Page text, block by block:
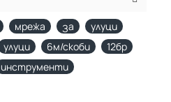
мрежа за
улуци
улуци 6м/скоби
12бр
инструменти